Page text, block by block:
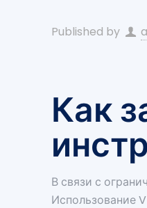
Published by
Как
В связи с
Использование